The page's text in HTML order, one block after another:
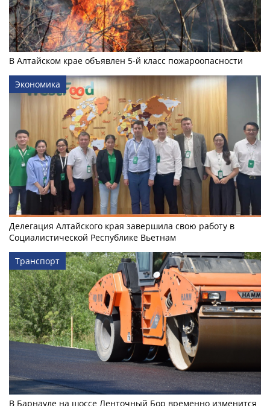
В Алтайском крае объявлен 5-й класс пожароопасности
Экономика
Делегация Алтайского края завершила свою работу в
Социалистической Республике Вьетнам
Транспорт
В Барнауле на шоссе Ленточный Бор временно изменится